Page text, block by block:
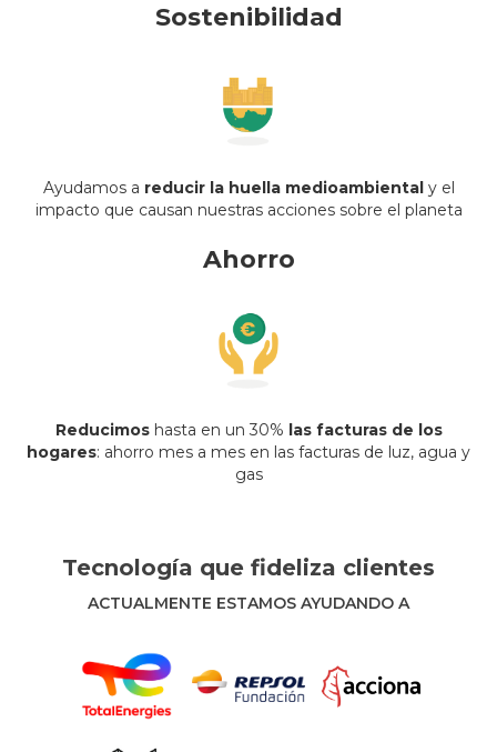
Sostenibilidad
Ayudamos a reducir la huella medioambiental y el
impacto que causan nuestras acciones sobre el planeta
Ahorro
Reducimos hasta en un 30% las facturas de los
hogares: ahorro mes a mes en las facturas de luz, agua y
gas
Tecnología que fideliza clientes
ACTUALMENTE ESTAMOS AYUDANDO A